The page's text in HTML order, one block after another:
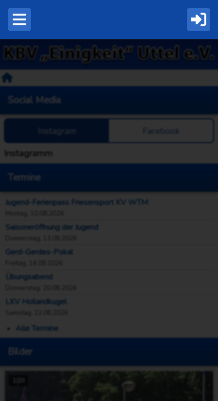
Social Media
Instagram Facebook
Instagramm
Termine
Jugend-Ferienpass Friesensport KV WTM
Saisoneröffnung der Jugend
Gerd-Gerdes-Pokal
Übungsabend
LKV Hollandkugel
Alle Termine
Bilder